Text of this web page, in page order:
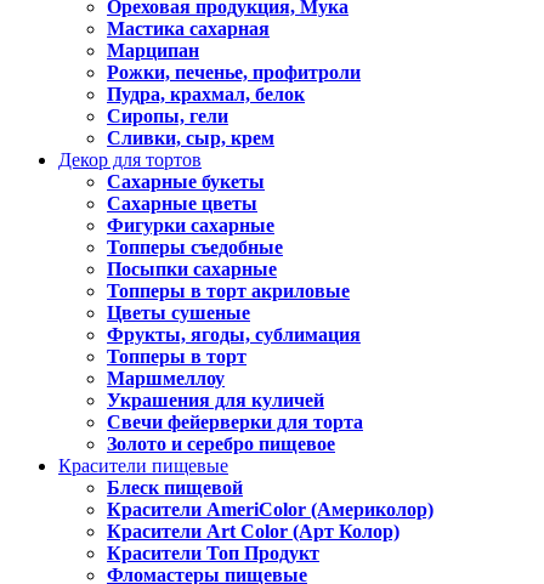
Ореховая продукция, Мука
Мастика сахарная
Марципан
Рожки, печенье, профитроли
Пудра, крахмал, белок
Сиропы, гели
Сливки, сыр, крем
Декор для тортов
Сахарные букеты
Сахарные цветы
Фигурки сахарные
Топперы съедобные
Посыпки сахарные
Топперы в торт акриловые
Цветы сушеные
Фрукты, ягоды, сублимация
Топперы в торт
Маршмеллоу
Украшения для куличей
Свечи фейерверки для торта
Золото и серебро пищевое
Красители пищевые
Блеск пищевой
Красители AmeriColor (Америколор)
Красители Art Color (Арт Колор)
Красители Топ Продукт
Фломастеры пищевые